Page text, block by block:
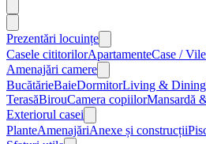
Prezentări locuințe
Casele cititorilorApartamenteCase / Vile
Amenajări camere
BucătărieBaieDormitorLiving & Dining
TerasăBirouCamera copiilorMansardă
Exteriorul casei
PlanteAmenajăriAnexe și construcții